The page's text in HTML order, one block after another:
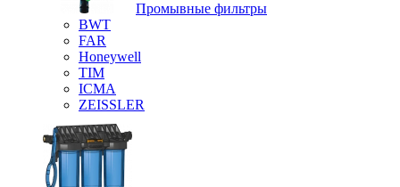
Промывные фильтры
BWT
FAR
Honeywell
TIM
ICMA
ZEISSLER